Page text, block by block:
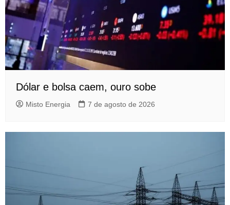
Dólar e bolsa caem, ouro sobe
Misto Energia 7 de agosto de 2026